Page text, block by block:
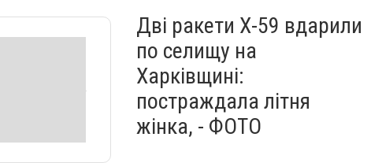
Дві ракети Х-59 вдарили
по селищу на
Харківщині:
постраждала літня
жінка, - ФОТО